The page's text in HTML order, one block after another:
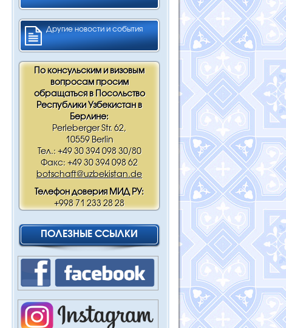
Другие новости и события
По консульским и визовым
вопросам просим
обращаться в Посольство
Республики Узбекистан в
Берлине:
Perleberger Str. 62,
10559 Berlin
Тел.: +49 30 394 098 30/80
Факс: +49 30 394 098 62
botschaft@uzbekistan.de
Телефон доверия МИД РУ:
+998 71 233 28 28
ПОЛЕЗНЫЕ ССЫЛКИ